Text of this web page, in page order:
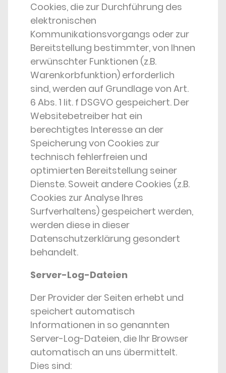
Cookies, die zur Durchführung des
elektronischen
Kommunikationsvorgangs oder zur
Bereitstellung bestimmter, von Ihnen
erwünschter Funktionen (z.B.
Warenkorbfunktion) erforderlich
sind, werden auf Grundlage von Art.
6 Abs. 1 lit. f DSGVO gespeichert. Der
Websitebetreiber hat ein
berechtigtes Interesse an der
Speicherung von Cookies zur
technisch fehlerfreien und
optimierten Bereitstellung seiner
Dienste. Soweit andere Cookies (z.B.
Cookies zur Analyse Ihres
Surfverhaltens) gespeichert werden,
werden diese in dieser
Datenschutzerklärung gesondert
behandelt.
Server-Log-Dateien
Der Provider der Seiten erhebt und
speichert automatisch
Informationen in so genannten
Server-Log-Dateien, die Ihr Browser
automatisch an uns übermittelt.
Dies sind: